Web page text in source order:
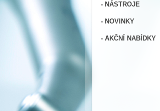
- NÁSTROJE
- NOVINKY
- AKČNÍ NABÍDKY